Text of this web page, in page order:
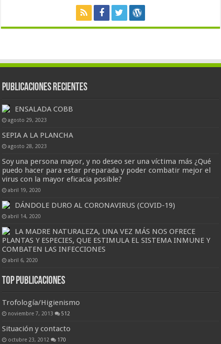
Publicaciones Recientes
ENSALADA COBB
agosto 29, 2023
SEPIA A LA PLANCHA
agosto 28, 2023
Soy una persona mayor, y no deseo ser una víctima más ¿Qué
puedo hacer para estar preparada y poder combatir mejor el
virus con la mayor eficacia posible?
abril 19, 2020
DÁNDOLE DURO AL CORONAVIRUS (COVID-19)
abril 14, 2020
LA MADRE NATURALEZA, UNA VEZ MÁS NOS OFRECE
PLANTAS Y ESPECIES, QUE ESTIMULA EL SISTEMA INMUNE Y
COMBATEN LAS INFECCIONES
abril 6, 2020
Top Publicaciones
Trofología/Higienismo
noviembre 7, 2013 512
Situación y contacto
octubre 23, 2012 170